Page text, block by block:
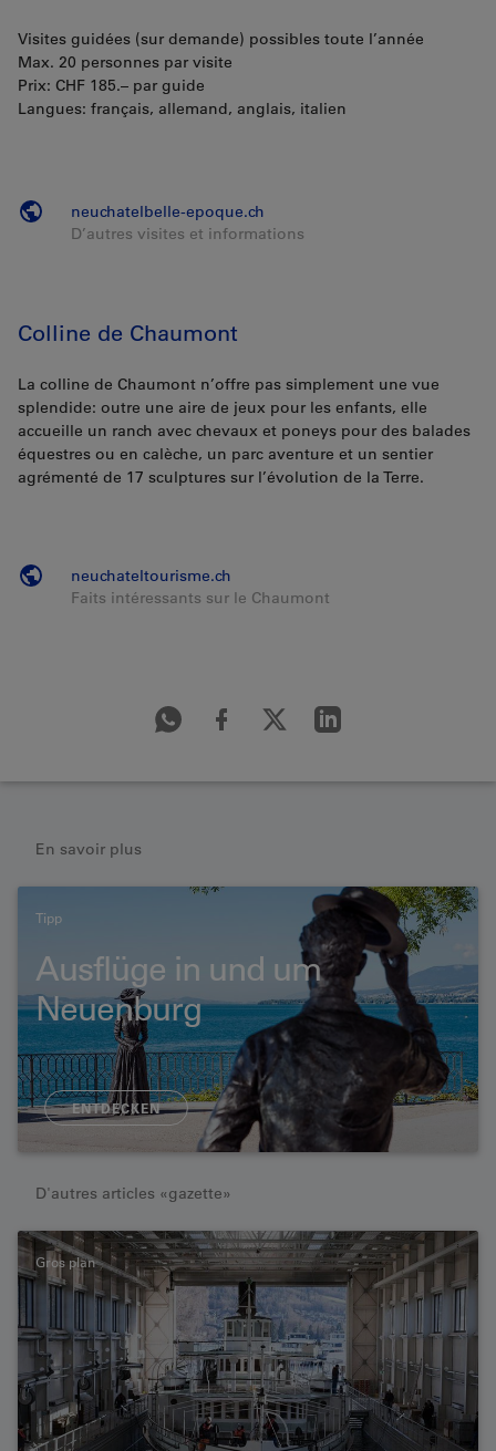
Visites guidées (sur demande) possibles toute l’année
Max. 20 personnes par visite
Prix: CHF 185.– par guide
Langues: français, allemand, anglais, italien
neuchatelbelle-epoque.ch
D’autres visites et informations
Colline de Chaumont
La colline de Chaumont n’offre pas simplement une vue
splendide: outre une aire de jeux pour les enfants, elle
accueille un ranch avec chevaux et poneys pour des balades
équestres ou en calèche, un parc aventure et un sentier
agrémenté de 17 sculptures sur l’évolution de la Terre.
neuchateltourisme.ch
Faits intéressants sur le Chaumont
En savoir plus
Tipp
Ausflüge in und um
Neuenburg
ENTDECKEN
D'autres articles «gazette»
Gros plan